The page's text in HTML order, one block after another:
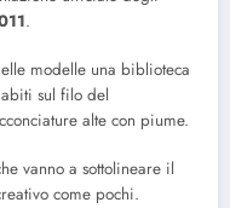
.
modelle una biblioteca
sul filo del
alte con piume.
vanno a sottolineare il
come pochi.